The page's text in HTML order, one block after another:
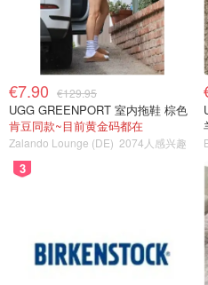
€7.90 €129.95
UGG GREENPORT 室内拖鞋 棕色
肯豆同款~目前黄金码都在
Zalando Lounge (DE) 2074人感兴趣
3